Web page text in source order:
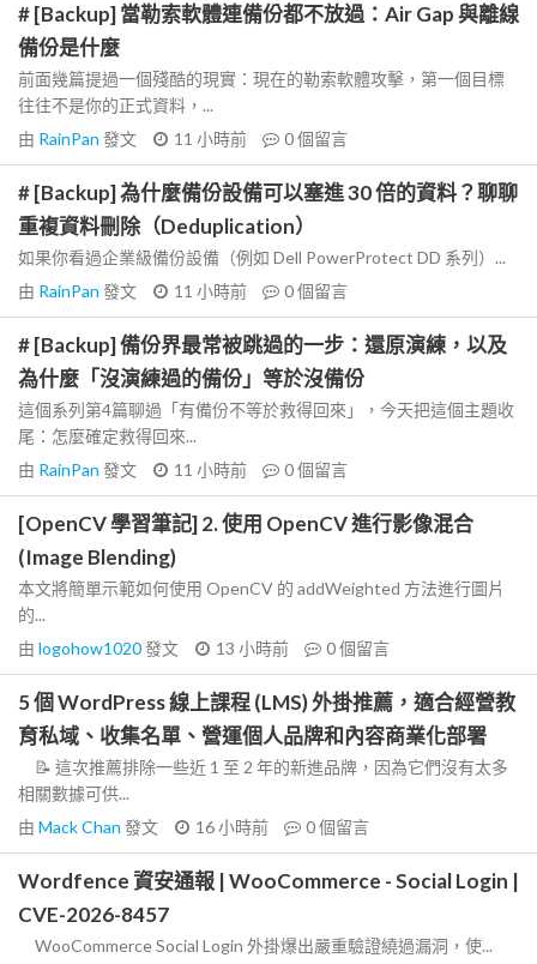
# [Backup] 當勒索軟體連備份都不放過：Air Gap 與離線
備份是什麼
前面幾篇提過一個殘酷的現實：現在的勒索軟體攻擊，第一個目標
往往不是你的正式資料，...
由 RainPan 發文 11 小時前 0個留言
# [Backup] 為什麼備份設備可以塞進 30 倍的資料？聊聊
重複資料刪除（Deduplication）
如果你看過企業級備份設備（例如 Dell PowerProtect DD 系列）...
由 RainPan 發文 11 小時前 0個留言
# [Backup] 備份界最常被跳過的一步：還原演練，以及
為什麼「沒演練過的備份」等於沒備份
這個系列第4篇聊過「有備份不等於救得回來」，今天把這個主題收
尾：怎麼確定救得回來...
由 RainPan 發文 11 小時前 0個留言
[OpenCV 學習筆記] 2. 使用 OpenCV 進行影像混合
(Image Blending)
本文將簡單示範如何使用 OpenCV 的 addWeighted 方法進行圖片
的...
由 logohow1020發文 13 小時前 0個留言
5 個 WordPress 線上課程 (LMS) 外掛推薦，適合經營教
育私域、收集名單、營運個人品牌和內容商業化部署
📝 這次推薦排除一些近 1 至 2 年的新進品牌，因為它們沒有太多
相關數據可供...
由 Mack Chan 發文 16 小時前 0個留言
Wordfence 資安通報 | WooCommerce - Social Login |
CVE-2026-8457
WooCommerce Social Login 外掛爆出嚴重驗證繞過漏洞，使...